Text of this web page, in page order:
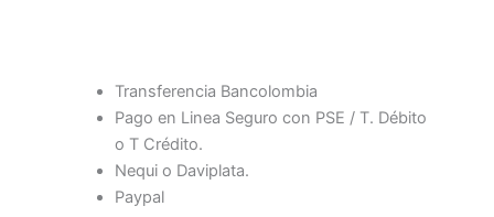
Transferencia Bancolombia
Pago en Linea Seguro con PSE / T. Débito
o T Crédito.
Nequi o Daviplata.
Paypal